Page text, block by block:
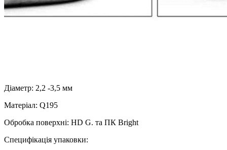
Діаметр: 2,2 -3,5 мм
Матеріал: Q195
Обробка поверхні: HD G. та ПК Bright
Специфікація упаковки: